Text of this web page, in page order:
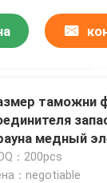
таможни
медный
：200pcs
：negotiable